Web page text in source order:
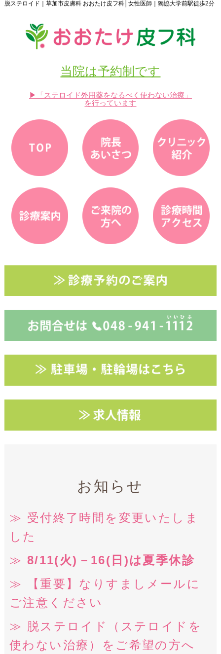
脱ステロイド｜草加市皮膚科 おおたけ皮フ科│女性医師｜獨協大学前駅徒歩2分
当院は予約制です
▶「ステロイド外用薬をなるべく使わない治療」
を行っています
お知らせ
受付終了時間を変更いたしま
した
8/11(火)－16(日)は夏季休診
【重要】なりすましメールに
ご注意ください
脱ステロイド（ステロイドを
使わない治療）をご希望の方へ